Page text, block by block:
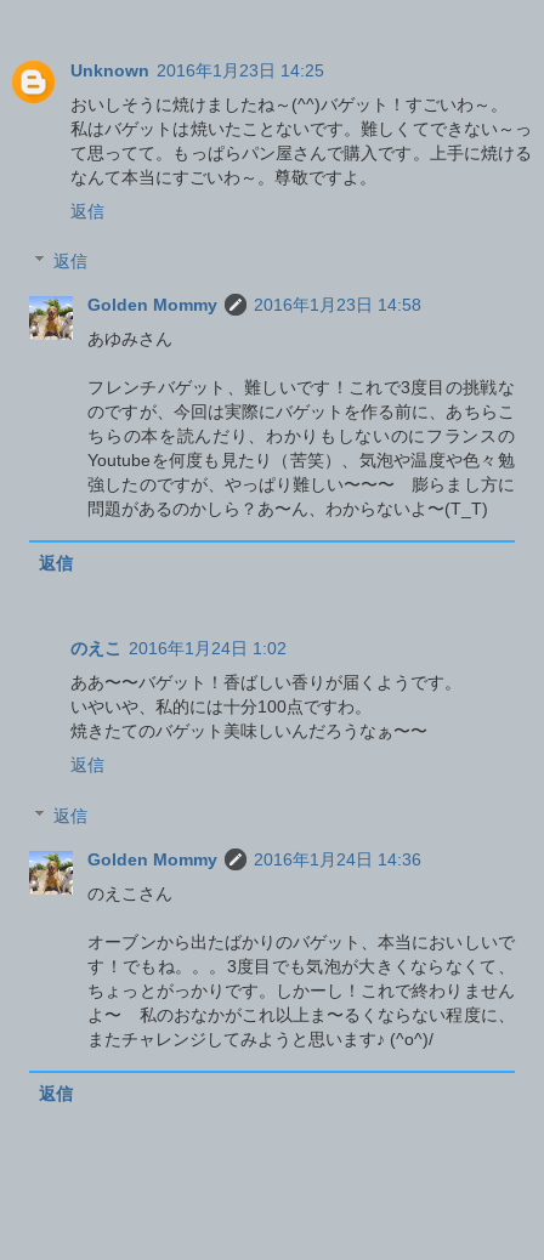
Unknown 2016年1月23日 14:25
おいしそうに焼けましたね～(^^)バゲット！すごいわ～。
私はバゲットは焼いたことないです。難しくてできない～っ
て思ってて。もっぱらパン屋さんで購入です。上手に焼ける
なんて本当にすごいわ～。尊敬ですよ。
返信
返信
Golden Mommy
2016年1月23日 14:58
あゆみさん
フレンチバゲット、難しいです！これで3度目の挑戦な
のですが、今回は実際にバゲットを作る前に、あちらこ
ちらの本を読んだり、わかりもしないのにフランスの
Youtubeを何度も見たり（苦笑）、気泡や温度や色々勉
強したのですが、やっぱり難しい〜〜〜 膨らまし方に
問題があるのかしら？あ〜ん、わからないよ〜(T_T)
返信
のえこ 2016年1月24日 1:02
ああ〜〜バゲット！香ばしい香りが届くようです。
いやいや、私的には十分100点ですわ。
焼きたてのバゲット美味しいんだろうなぁ〜〜
返信
返信
Golden Mommy
2016年1月24日 14:36
のえこさん
オーブンから出たばかりのバゲット、本当においしいで
す！でもね。。。3度目でも気泡が大きくならなくて、
ちょっとがっかりです。しかーし！これで終わりません
よ〜 私のおなかがこれ以上ま〜るくならない程度に、
またチャレンジしてみようと思います♪ (^o^)/
返信